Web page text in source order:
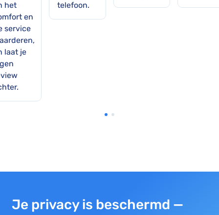
het
en
service
laat je
telefoon.
Je privacy is beschermd —